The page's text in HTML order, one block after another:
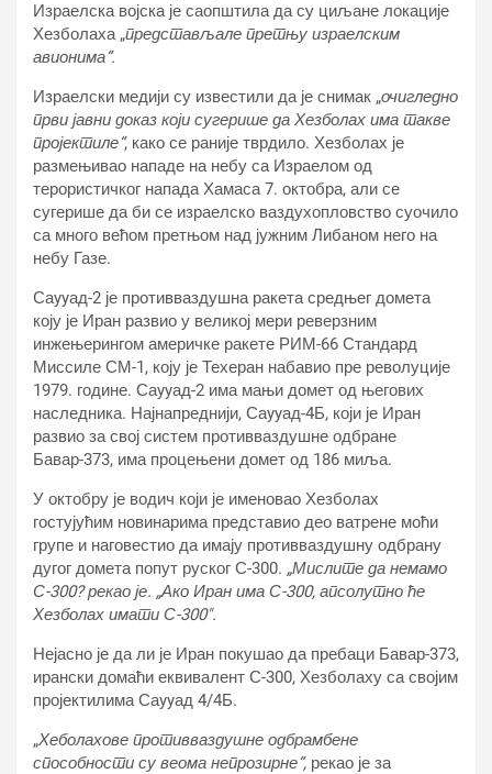
Израелска војска је саопштила да су циљане локације
Хезболаха „представљале претњу израелским
авионима“.
Израелски медији су известили да је снимак „очигледно
први јавни доказ који сугерише да Хезболах има такве
пројектиле“, како се раније тврдило. Хезболах је
размењивао нападе на небу са Израелом од
терористичког напада Хамаса 7. октобра, али се
сугерише да би се израелско ваздухопловство суочило
са много већом претњом над јужним Либаном него на
небу Газе.
Саyyад-2 је противваздушна ракета средњег домета
коју је Иран развио у великој мери реверзним
инжењерингом америчке ракете РИМ-66 Стандард
Миссиле СМ-1, коју је Техеран набавио пре револуције
1979. године. Саyyад-2 има мањи домет од његових
наследника. Најнапреднији, Саyyад-4Б, који је Иран
развио за свој систем противваздушне одбране
Бавар-373, има процењени домет од 186 миља.
У октобру је водич који је именовао Хезболах
гостујућим новинарима представио део ватрене моћи
групе и наговестио да имају противваздушну одбрану
дугог домета попут руског С-300. „Мислите да немамо
С-300? рекао је. „Ако Иран има С-300, апсолутно ће
Хезболах имати С-300″.
Нејасно је да ли је Иран покушао да пребаци Бавар-373,
ирански домаћи еквивалент С-300, Хезболаху са својим
пројектилима Саyyад 4/4Б.
„Хеболахове противваздушне одбрамбене
способности су веома непрозирне“, рекао је за